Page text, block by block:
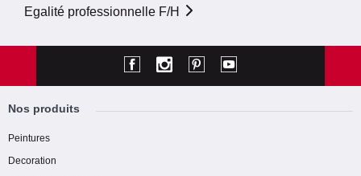
Egalité professionnelle F/H
Nos produits
Peintures
Decoration